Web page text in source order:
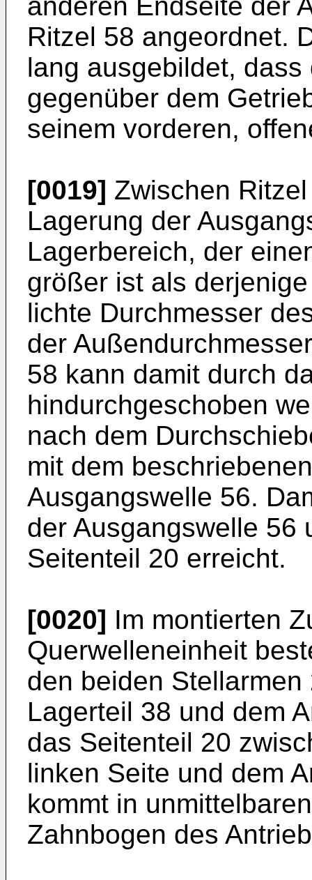
Ritzel 58 angeordnet.
lang ausgebildet,
gegenüber dem
seinem vorderen,
[0019] Zwischen
Lagerung der
Lagerbereich, der
größer ist als
lichte Durchmesser
der
58 kann damit durch
hindurchgeschoben
nach dem
mit dem
Ausgangswelle 56.
der Ausgangswelle 56
Seitenteil 20 erreicht.
[0020] Im montierten
Querwelleneinheit
den beiden
Lagerteil 38 und dem
das Seitenteil 20
linken Seite und dem
kommt in
Zahnbogen des